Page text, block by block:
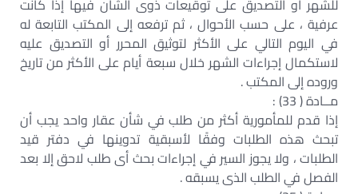
للشهر أو التصديق على توقيعات ذوى الشأن فيها إذا كانت
عرفية ، على حسب الأحوال ، ثم ترفعه إلى المكتب التابعة له
في اليوم التالي على الأكثر لتوثيق المحرر أو التصديق عليه
لاستكمال إجراءات الشهر خلال سبعة أيام على الأكثر من تاريخ
وروده إلى المكتب .
مــادة ( 33) :
إذا قدم للمأمورية أكثر من طلب في شأن عقار واحد يجب أن
تبحث هذه الطلبات وفقًا لأسبقية تدوينها في دفتر قيد
الطلبات ، ولا يجوز السير في إجراءات بحث أى طلب لاحق إلا بعد
الفصل في الطلب الذى يسبقه .